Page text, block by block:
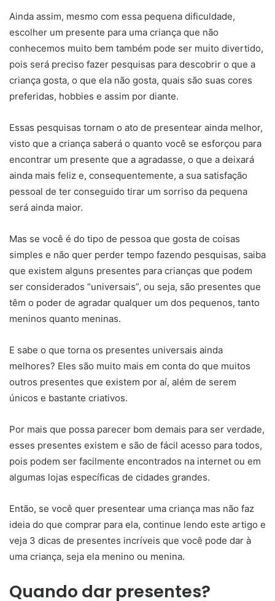
Ainda assim, mesmo com essa pequena dificuldade,
escolher um presente para uma criança que não
conhecemos muito bem também pode ser muito divertido,
pois será preciso fazer pesquisas para descobrir o que a
criança gosta, o que ela não gosta, quais são suas cores
preferidas, hobbies e assim por diante.
Essas pesquisas tornam o ato de presentear ainda melhor,
visto que a criança saberá o quanto você se esforçou para
encontrar um presente que a agradasse, o que a deixará
ainda mais feliz e, consequentemente, a sua satisfação
pessoal de ter conseguido tirar um sorriso da pequena
será ainda maior.
Mas se você é do tipo de pessoa que gosta de coisas
simples e não quer perder tempo fazendo pesquisas, saiba
que existem alguns presentes para crianças que podem
ser considerados “universais”, ou seja, são presentes que
têm o poder de agradar qualquer um dos pequenos, tanto
meninos quanto meninas.
E sabe o que torna os presentes universais ainda
melhores? Eles são muito mais em conta do que muitos
outros presentes que existem por aí, além de serem
únicos e bastante criativos.
Por mais que possa parecer bom demais para ser verdade,
esses presentes existem e são de fácil acesso para todos,
pois podem ser facilmente encontrados na internet ou em
algumas lojas específicas de cidades grandes.
Então, se você quer presentear uma criança mas não faz
ideia do que comprar para ela, continue lendo este artigo e
veja 3 dicas de presentes incríveis que você pode dar à
uma criança, seja ela menino ou menina.
Quando dar presentes?